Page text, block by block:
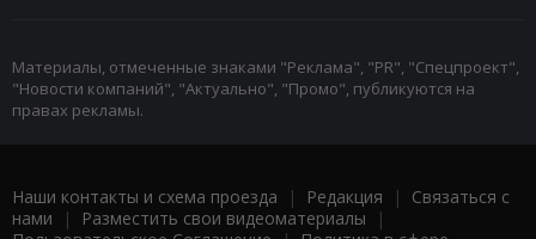
Материалы, отмеченные знаками "Реклама", "PR", "Спецпроект",
"Новости компаний", "Актуально", "Промо", публикуются на
правах рекламы.
Наши контакты и схема проезда | Редакция | Связаться с
нами | Разместить свои видеоматериалы |